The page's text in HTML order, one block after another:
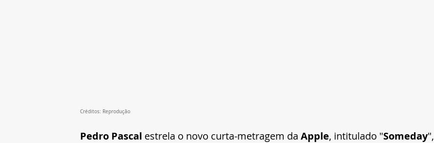
Créditos: Reprodução
Pedro Pascal estrela o novo curta-metragem da Apple, intitulado "Someday",